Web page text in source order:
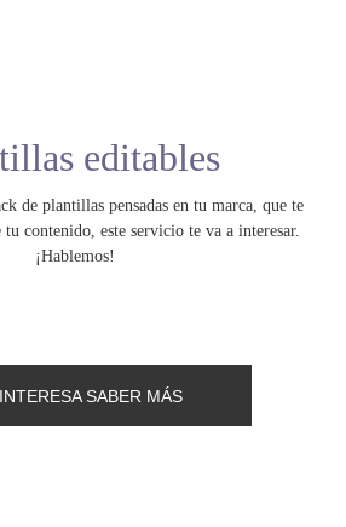
editables
de plantillas pensadas en tu marca, que te
contenido, este servicio te va a interesar.
¡Hablemos!
SABER MÁS